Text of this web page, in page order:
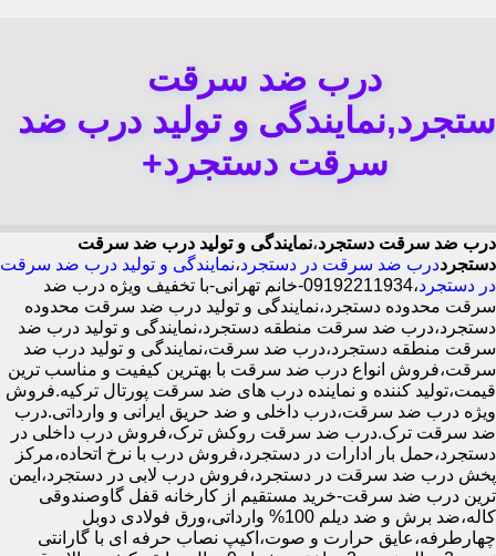
درب ضد سرقت
و تولید درب ضد
سرقت دستجرد+
درب ضد سرقت دستجرد،نمایندگی و تولید درب ضد سرقت
دستجرددرب ضد سرقت در دستجرد،نمایندگی و تولید درب ضد سرقت
در دستجرد
،09192211934-خانم تهرانی-با تخفیف ویژه درب ضد
سرقت محدوده دستجرد،نمایندگی و تولید درب ضد سرقت محدوده
دستجرد،درب ضد سرقت منطقه دستجرد،نمایندگی و تولید درب ضد
سرقت منطقه دستجرد،درب ضد سرقت،نمایندگی و تولید درب ضد
سرقت،فروش انواع درب ضد سرقت با بهترین کیفیت و مناسب ترین
قیمت،تولید کننده و نماینده درب های ضد سرقت پورتال ترکیه.فروش
ویژه درب ضد سرقت،درب داخلی و ضد حریق ایرانی و وارداتی.درب
ضد سرقت ترک.درب ضد سرقت روکش ترک،فروش درب داخلی در
دستجرد،حمل بار ادارات در دستجرد،فروش درب با نرخ اتحاده،مرکز
پخش درب ضد سرقت در دستجرد،فروش درب لابی در دستجرد،ایمن
ترین درب ضد سرقت-خرید مستقیم از کارخانه قفل گاوصندوقی
کاله،ضد برش و ضد دیلم 100% وارداتی،ورق فولادی دوبل
چهارطرفه،عایق حرارت و صوت،اکیپ نصاب حرفه ای با گارانتی